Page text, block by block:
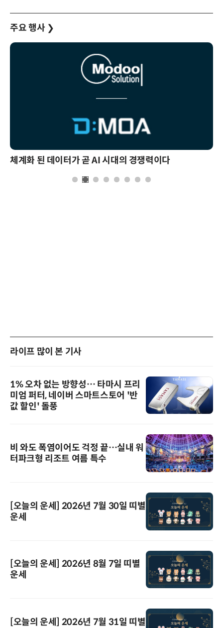
주요 행사 ❯
체계화 된 데이터가 곧 AI 시대의 경쟁력이다
라이프 많이 본 기사
1% 오차 없는 방향성… 타마시 프리
미엄 퍼터, 네이버 스마트스토어 '반
값 할인' 돌풍
비 와도 폭염이어도 걱정 끝…실내 워
터파크형 리조트 여름 특수
[오늘의 운세] 2026년 7월 30일 띠별
운세
[오늘의 운세] 2026년 8월 7일 띠별
운세
[오늘의 운세] 2026년 7월 31일 띠별